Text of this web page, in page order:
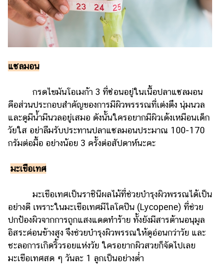
คอร์ส
ออนไลน์
เลข
แจ้ง
ปัญหา
ร่วม
งาน
เรา
แซลมอน
กรดไขมันโอเมก้า 3 ที่ซ่อนอยู่ในเนื้อปลาแซลมอน
คือส่วนประกอบสำคัญของการมีผิวพรรรณที่เต่งตึง นุ่มนวล
และดูมีน้ำมีนวลอยู่เสมอ ดังนั้นใครอยากมีผิวเด้งเหมือนเด็ก
วัยใส อย่าลืมรับประทานปลาแซลมอนประมาณ 100-170
กรัมต่อมื้อ อย่างน้อย 3 ครั้งต่อสัปดาห์นะคะ
มะเขือเทศ
มะเขือเทศเป็นราชินีผลไม้ที่ช่วยบำรุงผิวพรรณได้เป็น
อย่างดี เพราะในมะเขือเทศมีไลโคปีน (Lycopene) ที่ช่วย
ปกป้องผิวจากการถูกแสงแดดทำร้าย ทั้งยังมีสารต้านอนุมูล
อิสระค่อนข้างสูง จึงช่วยบำรุงผิวพรรณให้ดูอ่อนกว่าวัย และ
ชะลอการเกิดริ้วรอยแห่งวัย ใครอยากผิวสวยก็จัดไปเลย
มะเขือเทศสด ๆ วันละ 1 ลูกเป็นอย่างต่ำ